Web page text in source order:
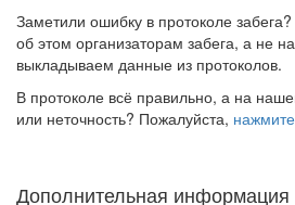
Заметили ошибку в протоколе
об этом организаторам забега, а не
выкладываем данные из протоколов.
В протоколе всё правильно, а на
или неточность? Пожалуйста,
Дополнительная информация